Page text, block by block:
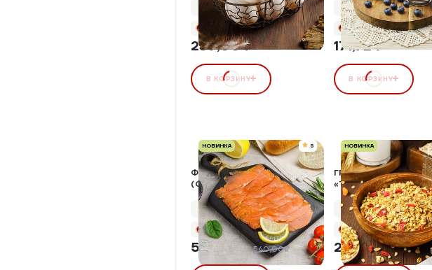
Упаковка 10 шт
+11 бонусов
239,00 ₽
В КОРЗИНУ
Упаковка 500 г
+8 бонусов
171,72 ₽
В КОРЗИНУ
НОВИНКА 5
ФОРЕЛЬ ФИЛЕ ХК В/У
(СЛАЙСЫ)
Упаковка 150 г
+25 бонусов
502,20 ₽540,00₽ 7%
НОВИНКА
ГРАНОЛА ДОМАШНЯЯ
«ТРОПИКАНА»
Упаковка 200 г
+14 бонусов
280,00 ₽